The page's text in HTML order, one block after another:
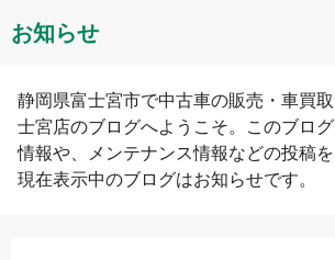
お知らせ
静岡県富士宮市で中古車の販売・車買取
士宮店のブログへようこそ。このブロ
情報や、メンテナンス情報などの投稿を
現在表示中のブログはお知らせです。